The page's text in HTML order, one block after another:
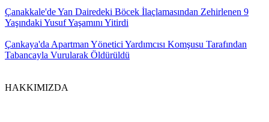
Çanakkale'de Yan Dairedeki Böcek İlaçlamasından Zehirlenen 9
Yaşındaki Yusuf Yaşamını Yitirdi
Çankaya'da Apartman Yönetici Yardımcısı Komşusu Tarafından
Tabancayla Vurularak Öldürüldü
HAKKIMIZDA